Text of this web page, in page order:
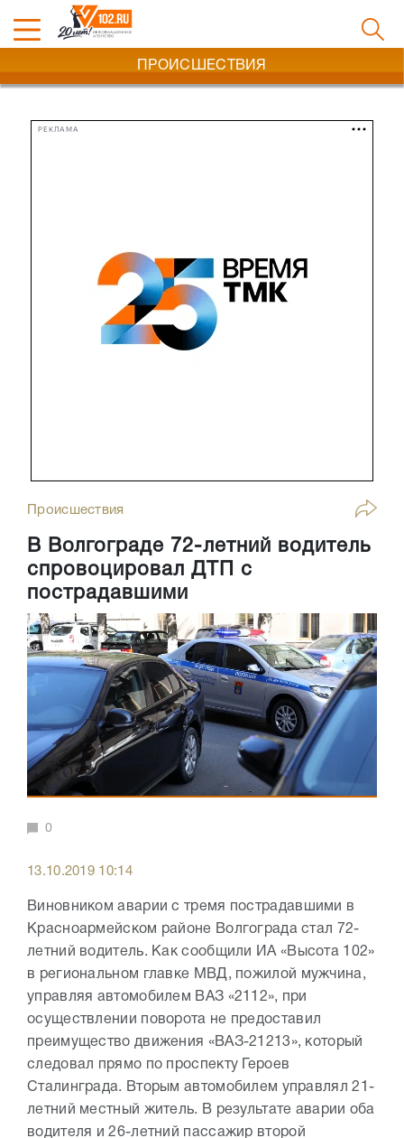
ПРОИСШЕСТВИЯ
РЕКЛАМА
Происшествия
В Волгограде 72-летний водитель
спровоцировал ДТП с
пострадавшими
0
13.10.2019 10:14
Виновником аварии с тремя пострадавшими в
Красноармейском районе Волгограда стал 72-
летний водитель. Как сообщили ИА «Высота 102»
в региональном главке МВД, пожилой мужчина,
управляя автомобилем ВАЗ «2112», при
осуществлении поворота не предоставил
преимущество движения «ВАЗ-21213», который
следовал прямо по проспекту Героев
Сталинграда. Вторым автомобилем управлял 21-
летний местный житель. В результате аварии оба
водителя и 26-летний пассажир второй